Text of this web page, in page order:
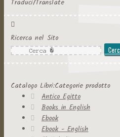
Traduci/Translate
Ricerca nel Sito
Ricerca
per:
Catalogo Libri:Categorie prodotto
Antico Egitto
Books in English
Ebook
Ebook - English